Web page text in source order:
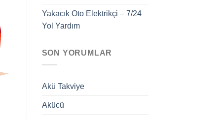
Yakacık Oto Elektrikçi – 7/24
Yol Yardım
SON YORUMLAR
Akü Takviye
Akücü